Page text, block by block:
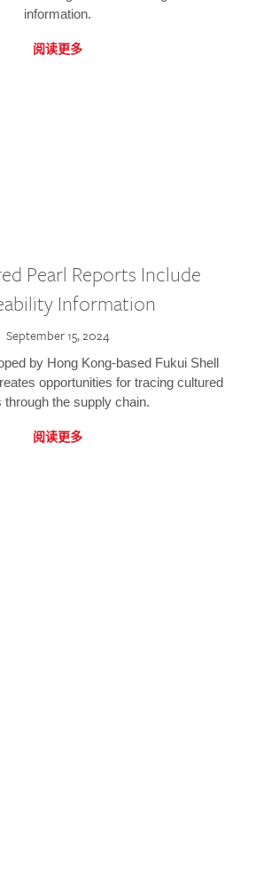
information.
阅读更多
Pearl Reports Include
Information
September 15, 2024
by Hong Kong-based Fukui Shell
opportunities for tracing cultured
through the supply chain.
阅读更多